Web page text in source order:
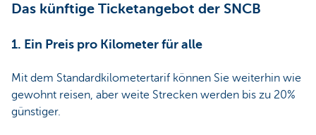
Das künftige Ticketangebot der SNCB
1. Ein Preis pro Kilometer für alle
Mit dem Standardkilometertarif können Sie weiterhin wie
gewohnt reisen, aber weite Strecken werden bis zu 20%
günstiger.